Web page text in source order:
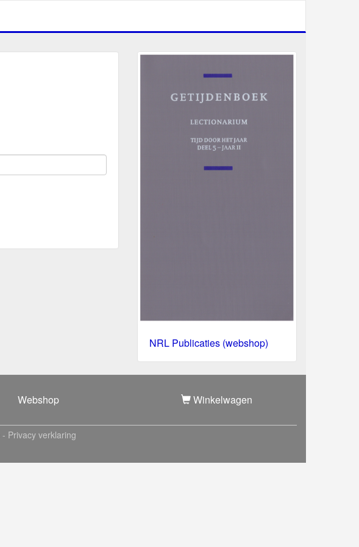
NRL Publicaties (webshop)
Webshop Winkelwagen
- Privacy verklaring